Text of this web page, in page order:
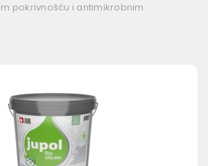
pokrivnošću i antimikrobnim